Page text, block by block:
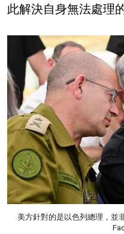
此解決自身無法處理
美方針對的是以色列總理，並